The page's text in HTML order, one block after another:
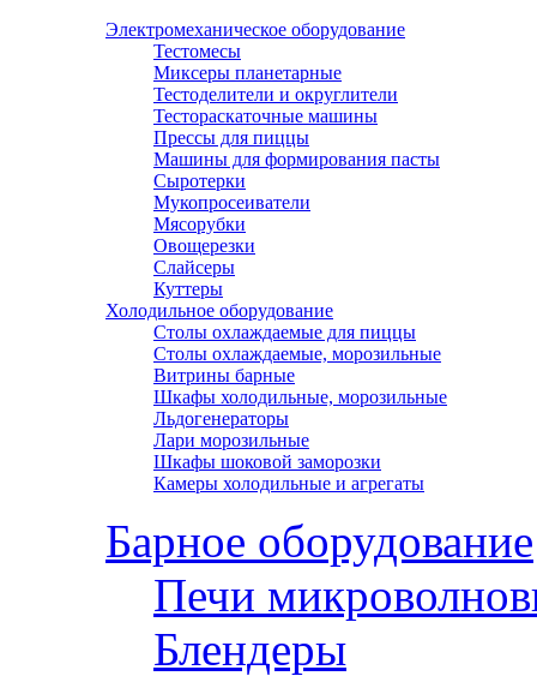
Электромеханическое оборудование
Тестомесы
Миксеры планетарные
Тестоделители и округлители
Тестораскаточные машины
Прессы для пиццы
Машины для формирования пасты
Сыротерки
Мукопросеиватели
Мясорубки
Овощерезки
Слайсеры
Куттеры
Холодильное оборудование
Столы охлаждаемые для пиццы
Столы охлаждаемые, морозильные
Витрины барные
Шкафы холодильные, морозильные
Льдогенераторы
Лари морозильные
Шкафы шоковой заморозки
Камеры холодильные и агрегаты
Барное оборудование
Печи
Блендеры